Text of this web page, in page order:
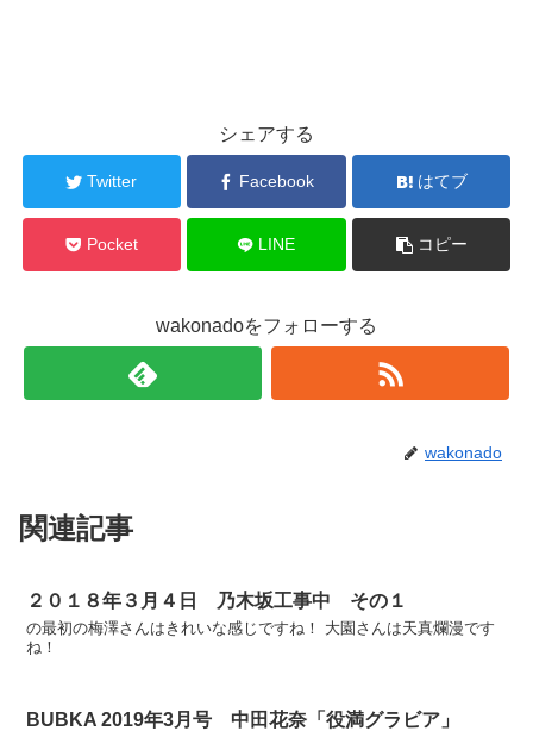
シェアする
Twitter Facebook はてブ
Pocket LINE コピー
wakonadoをフォローする
wakonado
関連記事
２０１８年３月４日 乃木坂工事中 その１
の最初の梅澤さんはきれいな感じですね！ 大園さんは天真爛漫です
ね！
BUBKA 2019年3月号 中田花奈「役満グラビア」